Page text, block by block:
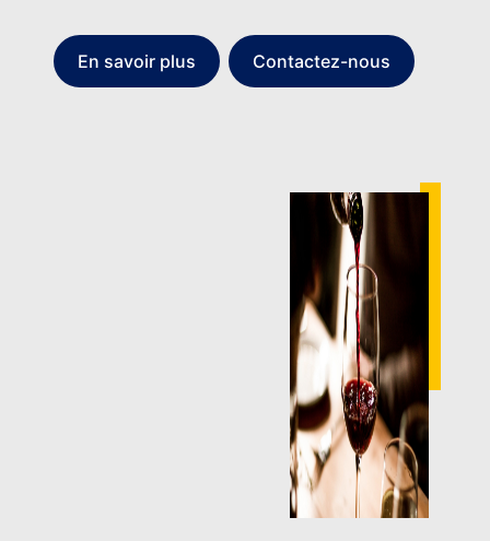
En savoir plus Contactez-nous